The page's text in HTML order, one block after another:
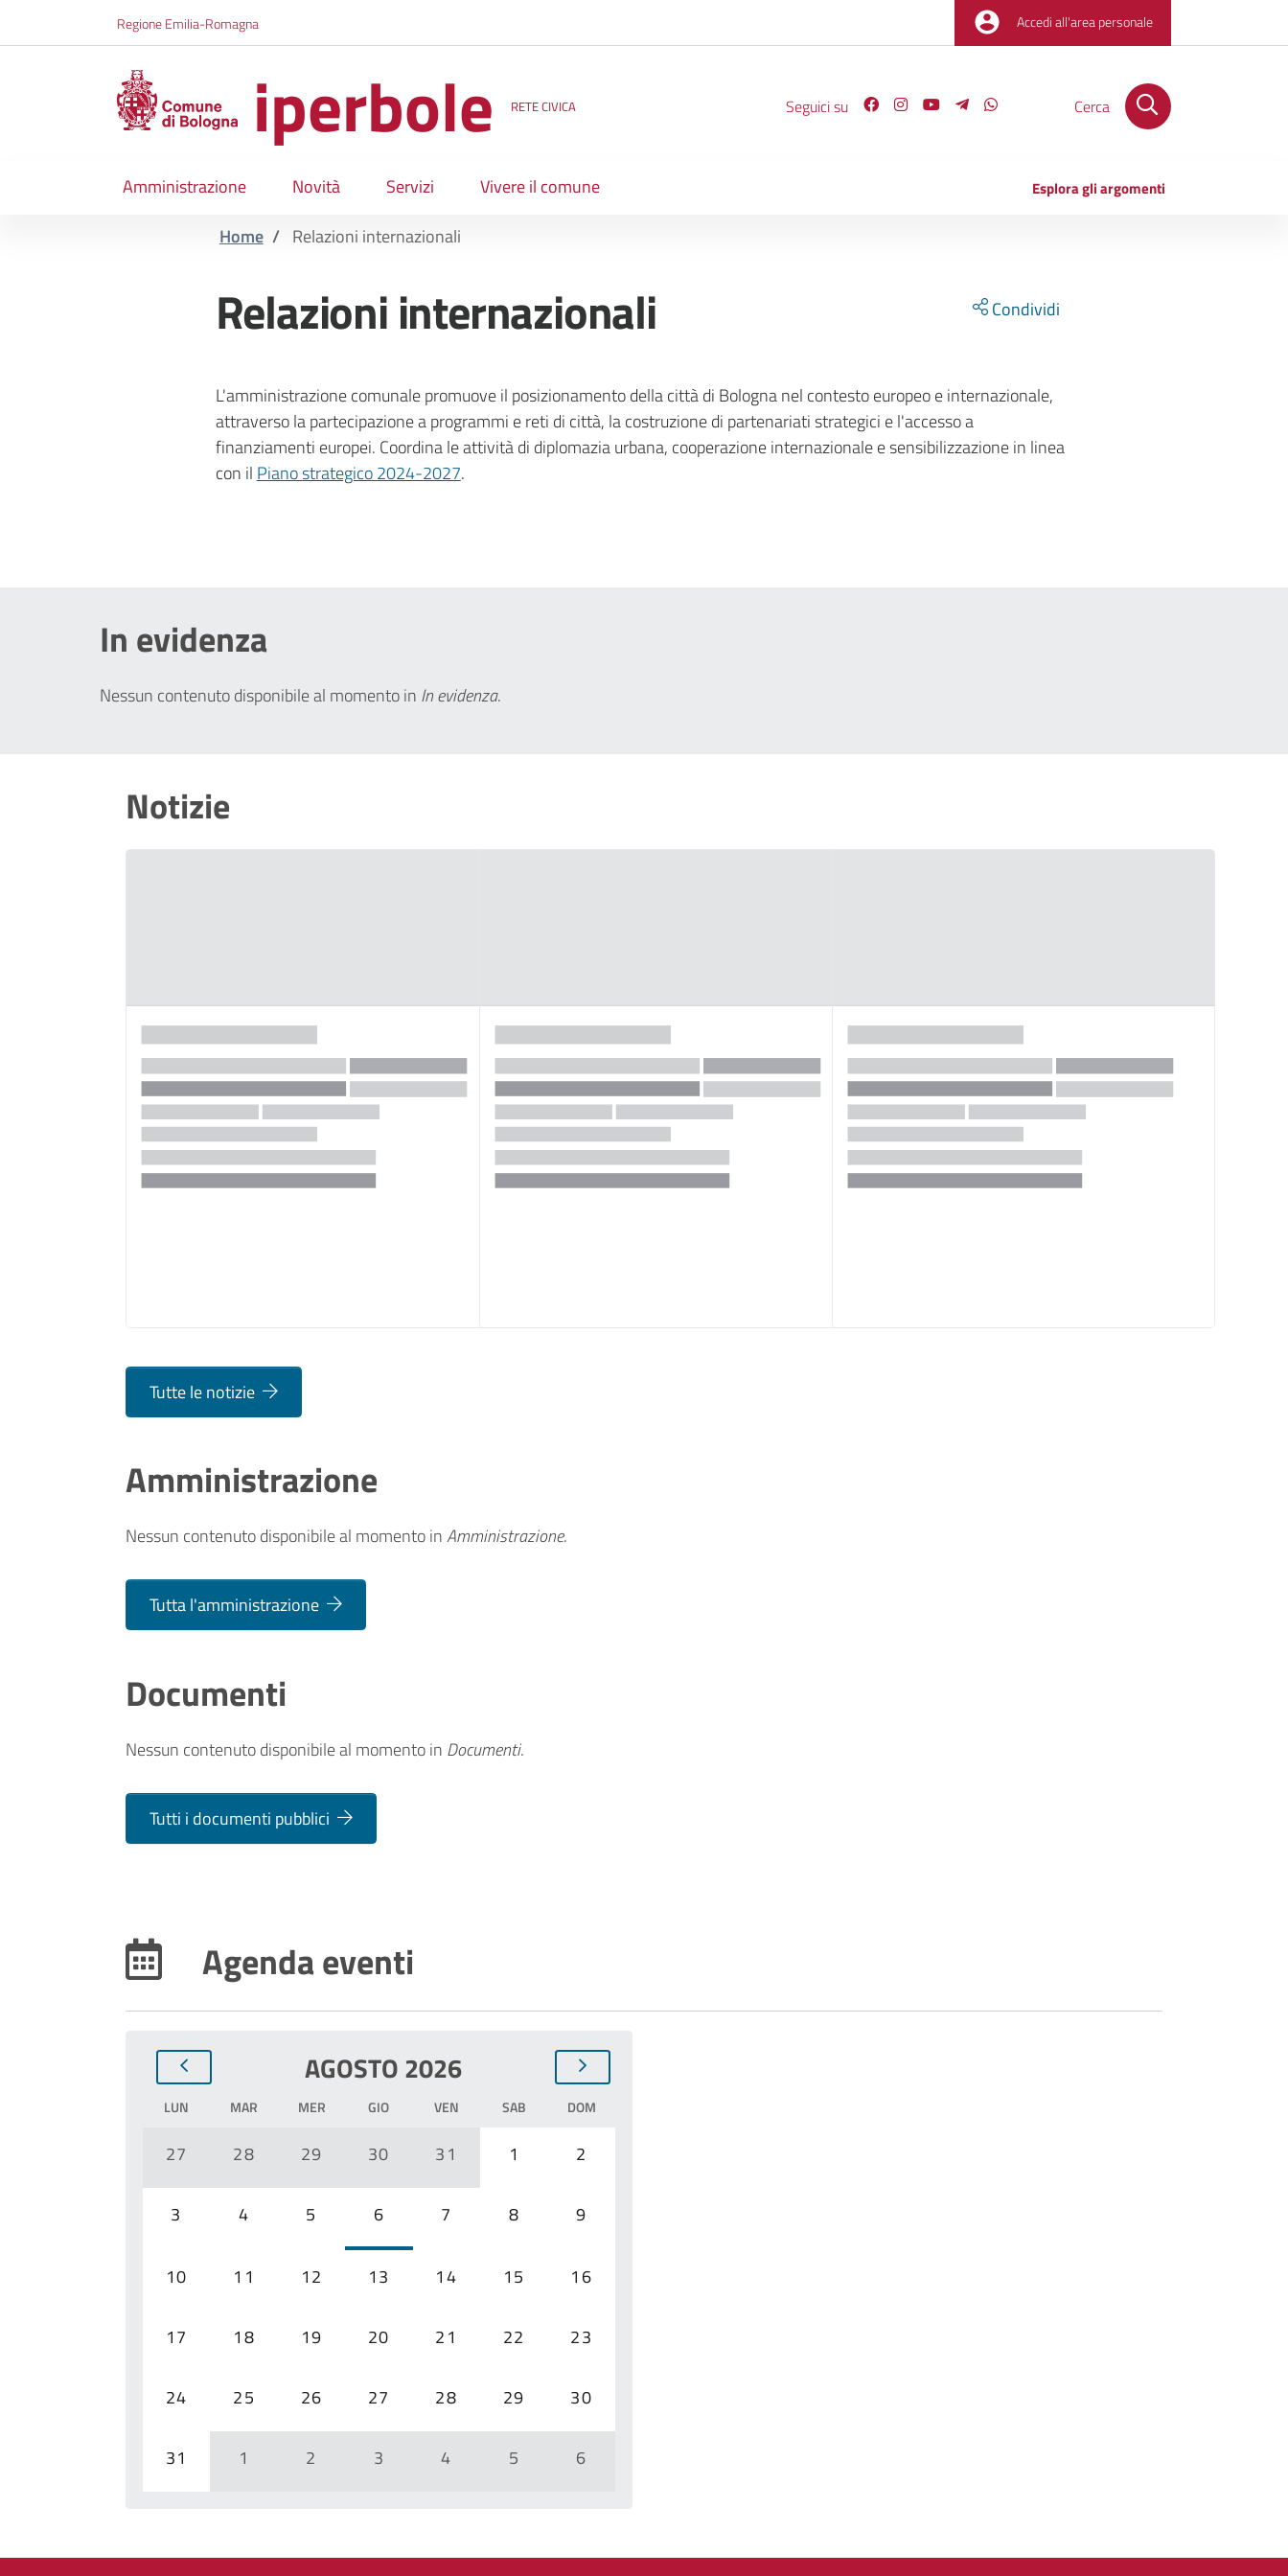
Regione Emilia-Romagna Accedi all'area personale
iperbole RETE CIVICA Seguici su Cerca
Amministrazione Novità Servizi Vivere il comune Esplora gli argomenti
Home / Relazioni internazionali
Relazioni internazionali Condividi
L'amministrazione comunale promuove il posizionamento della città di Bologna nel contesto europeo e internazionale,
attraverso la partecipazione a programmi e reti di città, la costruzione di partenariati strategici e l'accesso a
finanziamenti europei. Coordina le attività di diplomazia urbana, cooperazione internazionale e sensibilizzazione in linea
con il Piano strategico 2024-2027.
In evidenza
Nessun contenuto disponibile al momentoin In evidenza.
Notizie
Tutte le notizie
Amministrazione
Nessun contenuto disponibile al momentoinAmministrazione.
Tutta l'amministrazione
Documenti
Nessun contenuto disponibile al momentoin Documenti.
Tutti i documenti pubblici
Agenda eventi
AGOSTO 2026
LUN MAR MER GIO VEN SAB DOM
27 28 29 30 31 1 2
3 4 5 6 7 8 9
10 11 12 13 14 15 16
17 18 19 20 21 22 23
24 25 26 27 28 29 30
31 1 2 3 4 5 6